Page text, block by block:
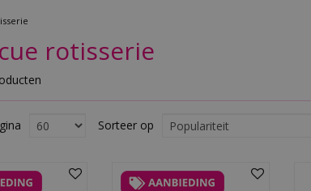
rotisserie
Sorteer op